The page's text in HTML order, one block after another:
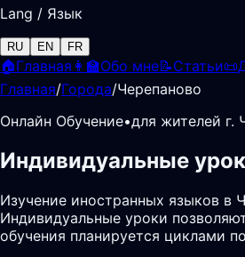
Lang / Язык
RU EN FR
🏠Главная 👩‍🏫Обо мне📝Статьи📜
Главная/Города/Черепаново
Онлайн Обучение•для жителей г.
Индивидуальные
Изучение иностранных языков в
Индивидуальные уроки
обучения планируется циклами